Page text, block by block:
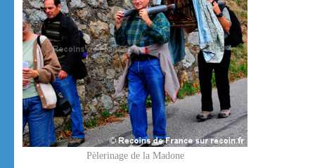
Pèlerinage de la Madone